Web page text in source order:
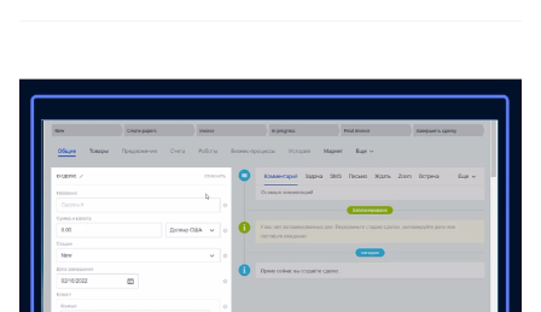
Смотреть проект